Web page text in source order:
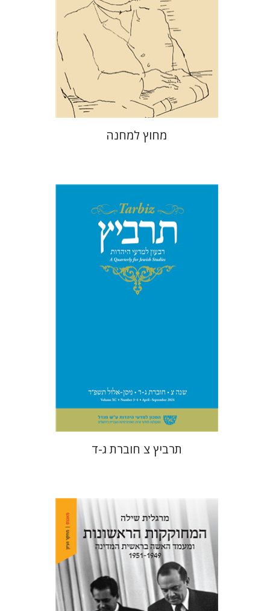
מחיר השקה
$42
$29
מחוץ למחנה
יהונתן גארב מיכאל סיגל
$63
$57
תרביץ צ חוברת ג-ד
מרגלית שילה